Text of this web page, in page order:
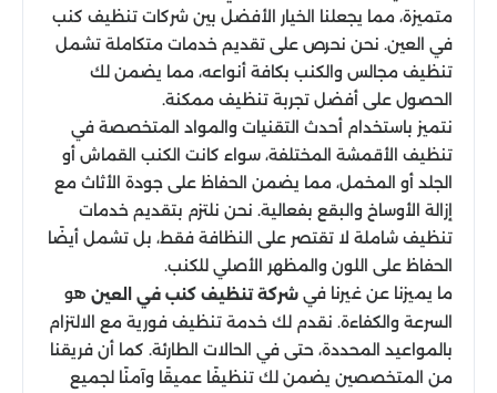
متميزة، مما يجعلنا الخيار الأفضل بين شركات تنظيف كنب
في العين. نحن نحرص على تقديم خدمات متكاملة تشمل
تنظيف مجالس والكنب بكافة أنواعه، مما يضمن لك
الحصول على أفضل تجربة تنظيف ممكنة.
نتميز باستخدام أحدث التقنيات والمواد المتخصصة في
تنظيف الأقمشة المختلفة، سواء كانت الكنب القماش أو
الجلد أو المخمل، مما يضمن الحفاظ على جودة الأثاث مع
إزالة الأوساخ والبقع بفعالية. نحن نلتزم بتقديم خدمات
تنظيف شاملة لا تقتصر على النظافة فقط، بل تشمل أيضًا
الحفاظ على اللون والمظهر الأصلي للكنب.
ما يميزنا عن غيرنا في شركة تنظيف كنب في العين هو
السرعة والكفاءة. نقدم لك خدمة تنظيف فورية مع الالتزام
بالمواعيد المحددة، حتى في الحالات الطارئة. كما أن فريقنا
من المتخصصين يضمن لك تنظيفًا عميقًا وآمنًا لجميع